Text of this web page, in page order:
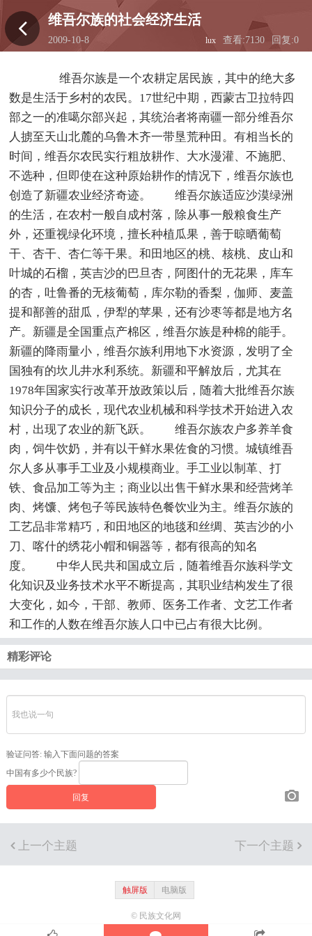
维吾尔族的社会经济生活
2009-10-8
12:42:26
回复:0
查看:7130
lux
维吾尔族是一个农耕定居民族，其中的绝大多
数是生活于乡村的农民。17世纪中期，西蒙古卫拉特四
部之一的准噶尔部兴起，其统治者将南疆一部分维吾尔
人掳至天山北麓的乌鲁木齐一带垦荒种田。有相当长的
时间，维吾尔农民实行粗放耕作、大水漫灌、不施肥、
不选种，但即使在这种原始耕作的情况下，维吾尔族也
创造了新疆农业经济奇迹。 维吾尔族适应沙漠绿洲
的生活，在农村一般自成村落，除从事一般粮食生产
外，还重视绿化环境，擅长种植瓜果，善于晾晒葡萄
干、杏干、杏仁等干果。和田地区的桃、核桃、皮山和
叶城的石榴，英吉沙的巴旦杏，阿图什的无花果，库车
的杏，吐鲁番的无核葡萄，库尔勒的香梨，伽师、麦盖
提和鄯善的甜瓜，伊犁的苹果，还有沙枣等都是地方名
产。新疆是全国重点产棉区，维吾尔族是种棉的能手。
新疆的降雨量小，维吾尔族利用地下水资源，发明了全
国独有的坎儿井水利系统。新疆和平解放后，尤其在
1978年国家实行改革开放政策以后，随着大批维吾尔族
知识分子的成长，现代农业机械和科学技术开始进入农
村，出现了农业的新飞跃。 维吾尔族农户多养羊食
肉，饲牛饮奶，并有以干鲜水果佐食的习惯。城镇维吾
尔人多从事手工业及小规模商业。手工业以制革、打
铁、食品加工等为主；商业以出售干鲜水果和经营烤羊
肉、烤馕、烤包子等民族特色餐饮业为主。维吾尔族的
工艺品非常精巧，和田地区的地毯和丝绸、英吉沙的小
刀、喀什的绣花小帽和铜器等，都有很高的知名
度。 中华人民共和国成立后，随着维吾尔族科学文
化知识及业务技术水平不断提高，其职业结构发生了很
大变化，如今，干部、教师、医务工作者、文艺工作者
和工作的人数在维吾尔族人口中已占有很大比例。
精彩评论
验证问答: 输入下面问题的答案
中国有多少个民族?
上一个主题 下一个主题
触屏版 电脑版
© 民族文化网